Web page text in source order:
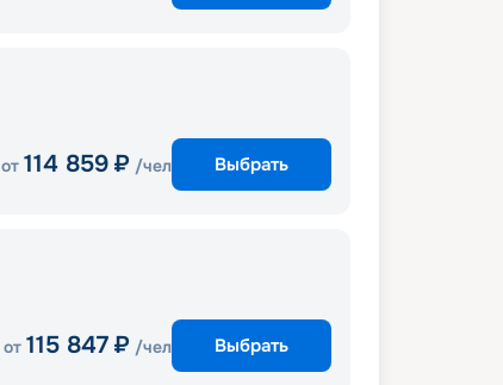
от 114 859 ₽ /чел Выбрать
от 115 847 ₽ /чел Выбрать